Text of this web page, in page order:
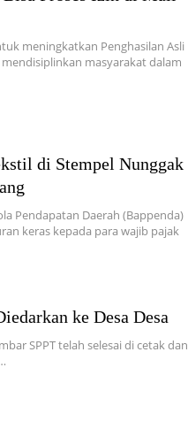
meningkatkan Penghasilan Asli
masyarakat dalam
di Stempel Nunggak
Pendapatan Daerah (Bappenda)
keras kepada para wajib pajak
ke Desa Desa
SPPT telah selesai di cetak dan